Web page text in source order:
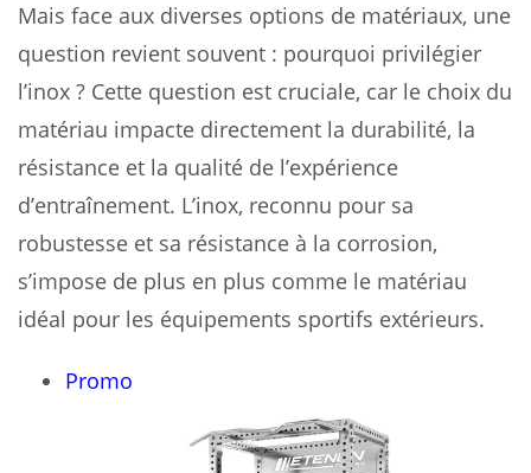
Mais face aux diverses options de matériaux, une
question revient souvent : pourquoi privilégier
l’inox ? Cette question est cruciale, car le choix du
matériau impacte directement la durabilité, la
résistance et la qualité de l’expérience
d’entraînement. L’inox, reconnu pour sa
robustesse et sa résistance à la corrosion,
s’impose de plus en plus comme le matériau
idéal pour les équipements sportifs extérieurs.
Promo
promotion